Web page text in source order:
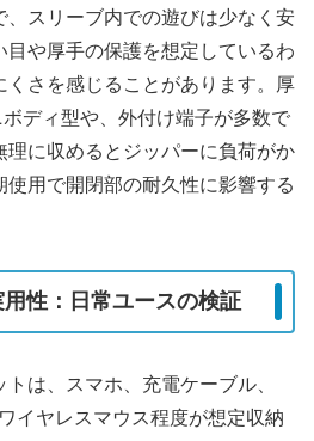
、スリーブ内での遊びは少なく安
目や厚手の保護を想定しているわ
くさを感じることがあります。厚
ディ型や、外付け端子が多数で
理に収めるとジッパーに負荷がか
用で開閉部の耐久性に影響する
性：日常ユースの検証
は、スマホ、充電ケーブル、
イヤレスマウス程度が想定収納